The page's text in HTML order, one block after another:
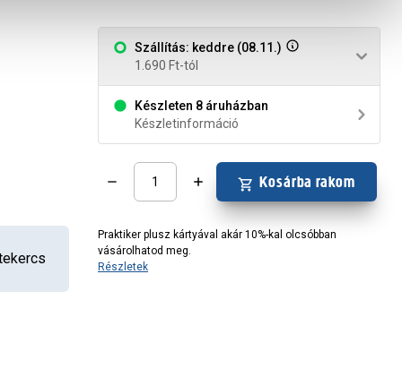
Szállítás: keddre (08.11.)
1.690 Ft-tól
Készleten 8 áruházban
Készletinformáció
Kosárba rakom
Praktiker plusz kártyával akár 10%-kal olcsóbban
vásárolhatod meg.
Részletek